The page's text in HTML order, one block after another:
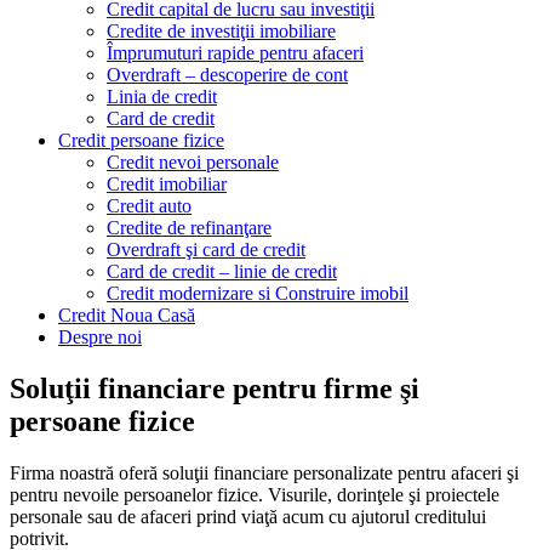
Credit capital de lucru sau investiţii
Credite de investiţii imobiliare
Împrumuturi rapide pentru afaceri
Overdraft – descoperire de cont
Linia de credit
Card de credit
Credit persoane fizice
Credit nevoi personale
Credit imobiliar
Credit auto
Credite de refinanţare
Overdraft şi card de credit
Card de credit – linie de credit
Credit modernizare si Construire imobil
Credit Noua Casă
Despre noi
Soluţii financiare pentru firme şi
persoane fizice
Firma noastră oferă soluţii financiare personalizate pentru afaceri şi
pentru nevoile persoanelor fizice. Visurile, dorinţele şi proiectele
personale sau de afaceri prind viaţă acum cu ajutorul creditului
potrivit.